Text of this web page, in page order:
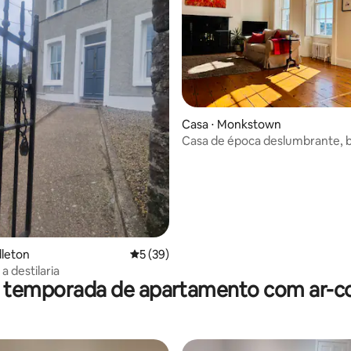
de 5, 57 avaliações
5 de uma avaliação média de 5, 39
5 (39)
destilaria
Casa ⋅ Monkstown
Casa de época deslumbrante,
de apartamento com ar-